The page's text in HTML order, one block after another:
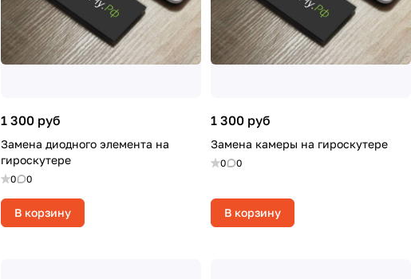
1 300 руб
Замена диодного элемента на
гироскутере
0 0
В корзину
1 300 руб
Замена камеры на гироскутере
0 0
В корзину